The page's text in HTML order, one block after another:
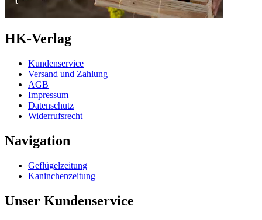
HK-Verlag
Kundenservice
Versand und Zahlung
AGB
Impressum
Datenschutz
Widerrufsrecht
Navigation
Geflügelzeitung
Kaninchenzeitung
Unser Kundenservice